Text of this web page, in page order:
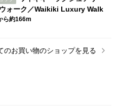
ォーク／Waikiki Luxury Walk
ら約166m
のお買い物のショップを見る